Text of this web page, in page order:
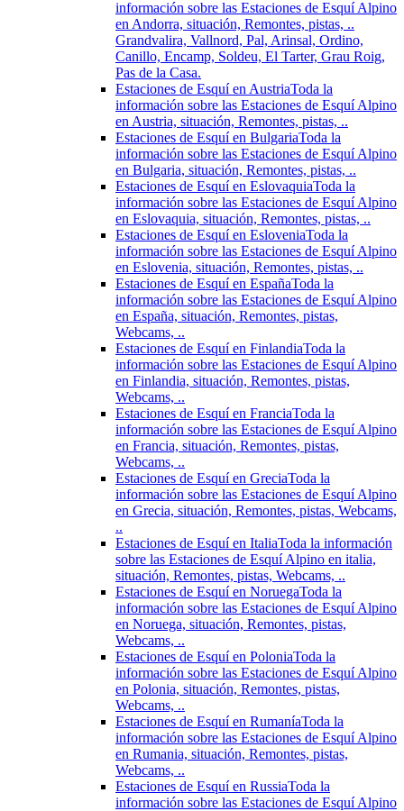
información sobre las Estaciones de Esquí Alpino
en Andorra, situación, Remontes, pistas, ..
Grandvalira, Vallnord, Pal, Arinsal, Ordino,
Canillo, Encamp, Soldeu, El Tarter, Grau Roig,
Pas de la Casa.
Estaciones de Esquí en AustriaToda la
información sobre las Estaciones de Esquí Alpino
en Austria, situación, Remontes, pistas, ..
Estaciones de Esquí en BulgariaToda la
información sobre las Estaciones de Esquí Alpino
en Bulgaria, situación, Remontes, pistas, ..
Estaciones de Esquí en EslovaquiaToda la
información sobre las Estaciones de Esquí Alpino
en Eslovaquia, situación, Remontes, pistas, ..
Estaciones de Esquí en EsloveniaToda la
información sobre las Estaciones de Esquí Alpino
en Eslovenia, situación, Remontes, pistas, ..
Estaciones de Esquí en EspañaToda la
información sobre las Estaciones de Esquí Alpino
en España, situación, Remontes, pistas,
Webcams, ..
Estaciones de Esquí en FinlandiaToda la
información sobre las Estaciones de Esquí Alpino
en Finlandia, situación, Remontes, pistas,
Webcams, ..
Estaciones de Esquí en FranciaToda la
información sobre las Estaciones de Esquí Alpino
en Francia, situación, Remontes, pistas,
Webcams, ..
Estaciones de Esquí en GreciaToda la
información sobre las Estaciones de Esquí Alpino
en Grecia, situación, Remontes, pistas, Webcams,
..
Estaciones de Esquí en ItaliaToda la información
sobre las Estaciones de Esquí Alpino en italia,
situación, Remontes, pistas, Webcams, ..
Estaciones de Esquí en NoruegaToda la
información sobre las Estaciones de Esquí Alpino
en Noruega, situación, Remontes, pistas,
Webcams, ..
Estaciones de Esquí en PoloniaToda la
información sobre las Estaciones de Esquí Alpino
en Polonia, situación, Remontes, pistas,
Webcams, ..
Estaciones de Esquí en RumaníaToda la
información sobre las Estaciones de Esquí Alpino
en Rumania, situación, Remontes, pistas,
Webcams, ..
Estaciones de Esquí en RussiaToda la
información sobre las Estaciones de Esquí Alpino